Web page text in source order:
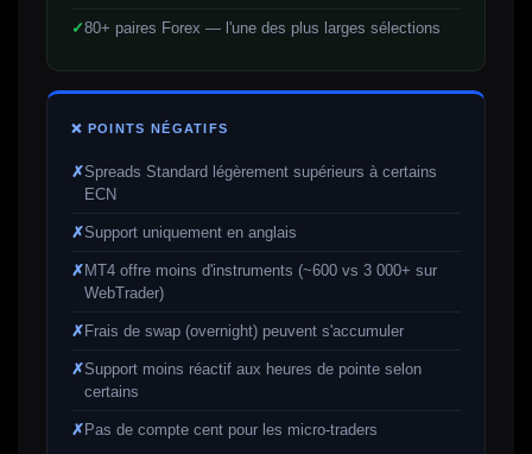
80+ paires Forex — l'une des plus larges sélections
❌ POINTS NÉGATIFS
Spreads Standard légèrement supérieurs à certains
ECN
Support uniquement en anglais
MT4 offre moins d'instruments (~600 vs 3 000+ sur
WebTrader)
Frais de swap (overnight) peuvent s'accumuler
Support moins réactif aux heures de pointe selon
certains
Pas de compte cent pour les micro-traders